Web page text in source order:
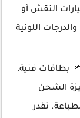
النقش أو
اللونية
بطاقات فنية،
الشحن
تقدر